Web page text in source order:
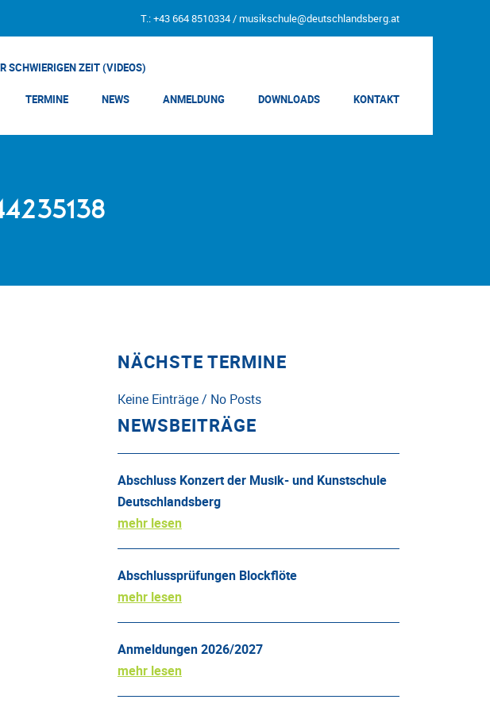
T.: +43 664 8510334 / musikschule@deutschlandsberg.at
SCHWIERIGEN ZEIT (VIDEOS)
TERMINE NEWS ANMELDUNG DOWNLOADS KONTAKT
NÄCHSTE TERMINE
Keine Einträge / No Posts
NEWSBEITRÄGE
Abschluss Konzert der Musik- und Kunstschule
Deutschlandsberg
mehr lesen
Abschlussprüfungen Blockflöte
mehr lesen
Anmeldungen 2026/2027
mehr lesen